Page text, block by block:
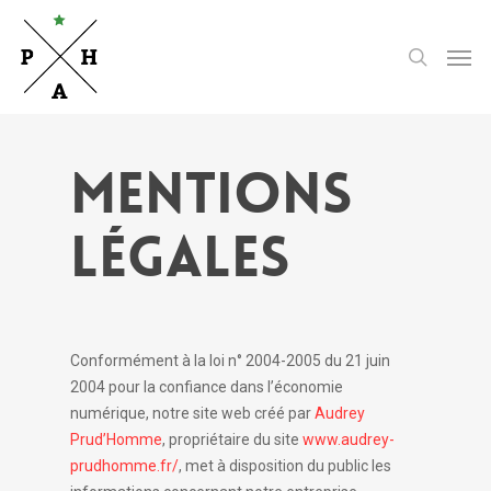
main
content
search
MENTIONS
LÉGALES
Conformément à la loi n° 2004-2005 du 21 juin
2004 pour la confiance dans l’économie
numérique, notre site web créé parAudrey
Prud’Homme, propriétaire du sitewww.audrey-
prudhomme.fr/, met à disposition du public les